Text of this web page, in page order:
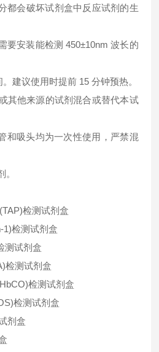
都会破坏试剂盒中反应试剂的生
要安装能检测 450±10nm 波长的
建议使用时提前 15 分钟预热。
其他来源的试剂混合或替代本试
和吸头均为一次性使用，严禁混
检测试剂盒
1)检测试剂盒
测试剂盒
检测试剂盒
检测试剂盒
检测试剂盒
剂盒